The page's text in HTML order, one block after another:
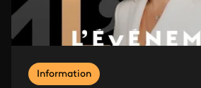
Information